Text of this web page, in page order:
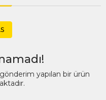
yapılan bir ürün